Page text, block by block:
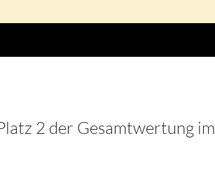
2 der Gesamtwertung im